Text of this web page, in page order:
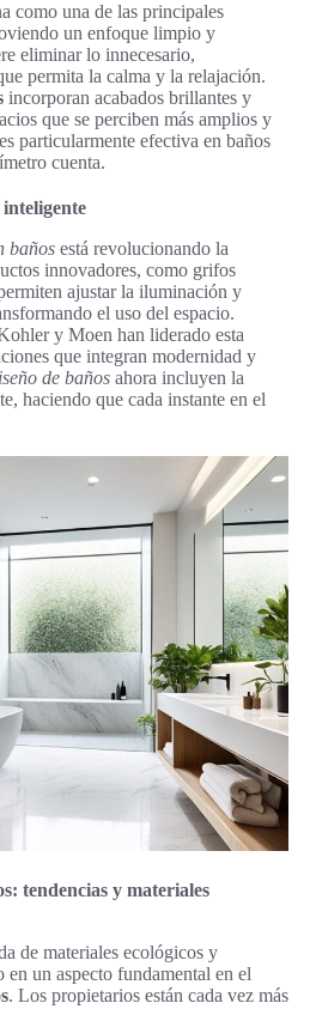
como una de las principales
un enfoque limpio y
eliminar lo innecesario,
permita la calma y la relajación.
incorporan acabados brillantes y
que se perciben más amplios y
particularmente efectiva en baños
cuenta.
baños está revolucionando la
innovadores, como grifos
ajustar la iluminación y
el uso del espacio.
y Moen han liderado esta
que integran modernidad y
de baños ahora incluyen la
haciendo que cada instante en el
tendencias y materiales
de materiales ecológicos y
en un aspecto fundamental en el
. Los propietarios están cada vez más